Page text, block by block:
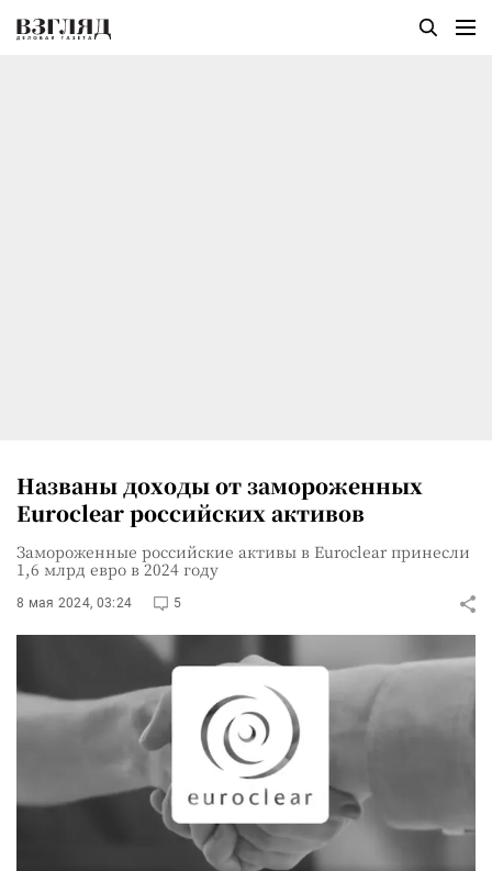
Названы доходы от замороженных
Euroclear российских активов
Замороженные российские активы в Euroclear принесли
1,6 млрд евро в 2024 году
8 мая 2024, 03:24 5